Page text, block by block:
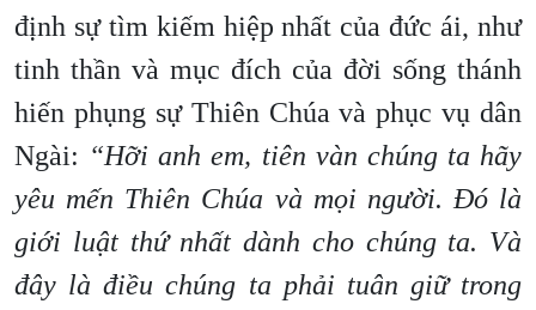
định sự tìm kiếm hiệp nhất của đức ái, như
tinh thần và mục đích của đời sống thánh
hiến phụng sự Thiên Chúa và phục vụ dân
Ngài: “Hỡi anh em, tiên vàn chúng ta hãy
yêu mến Thiên Chúa và mọi người. Đó là
giới luật thứ nhất dành cho chúng ta. Và
đây là điều chúng ta phải tuân giữ trong